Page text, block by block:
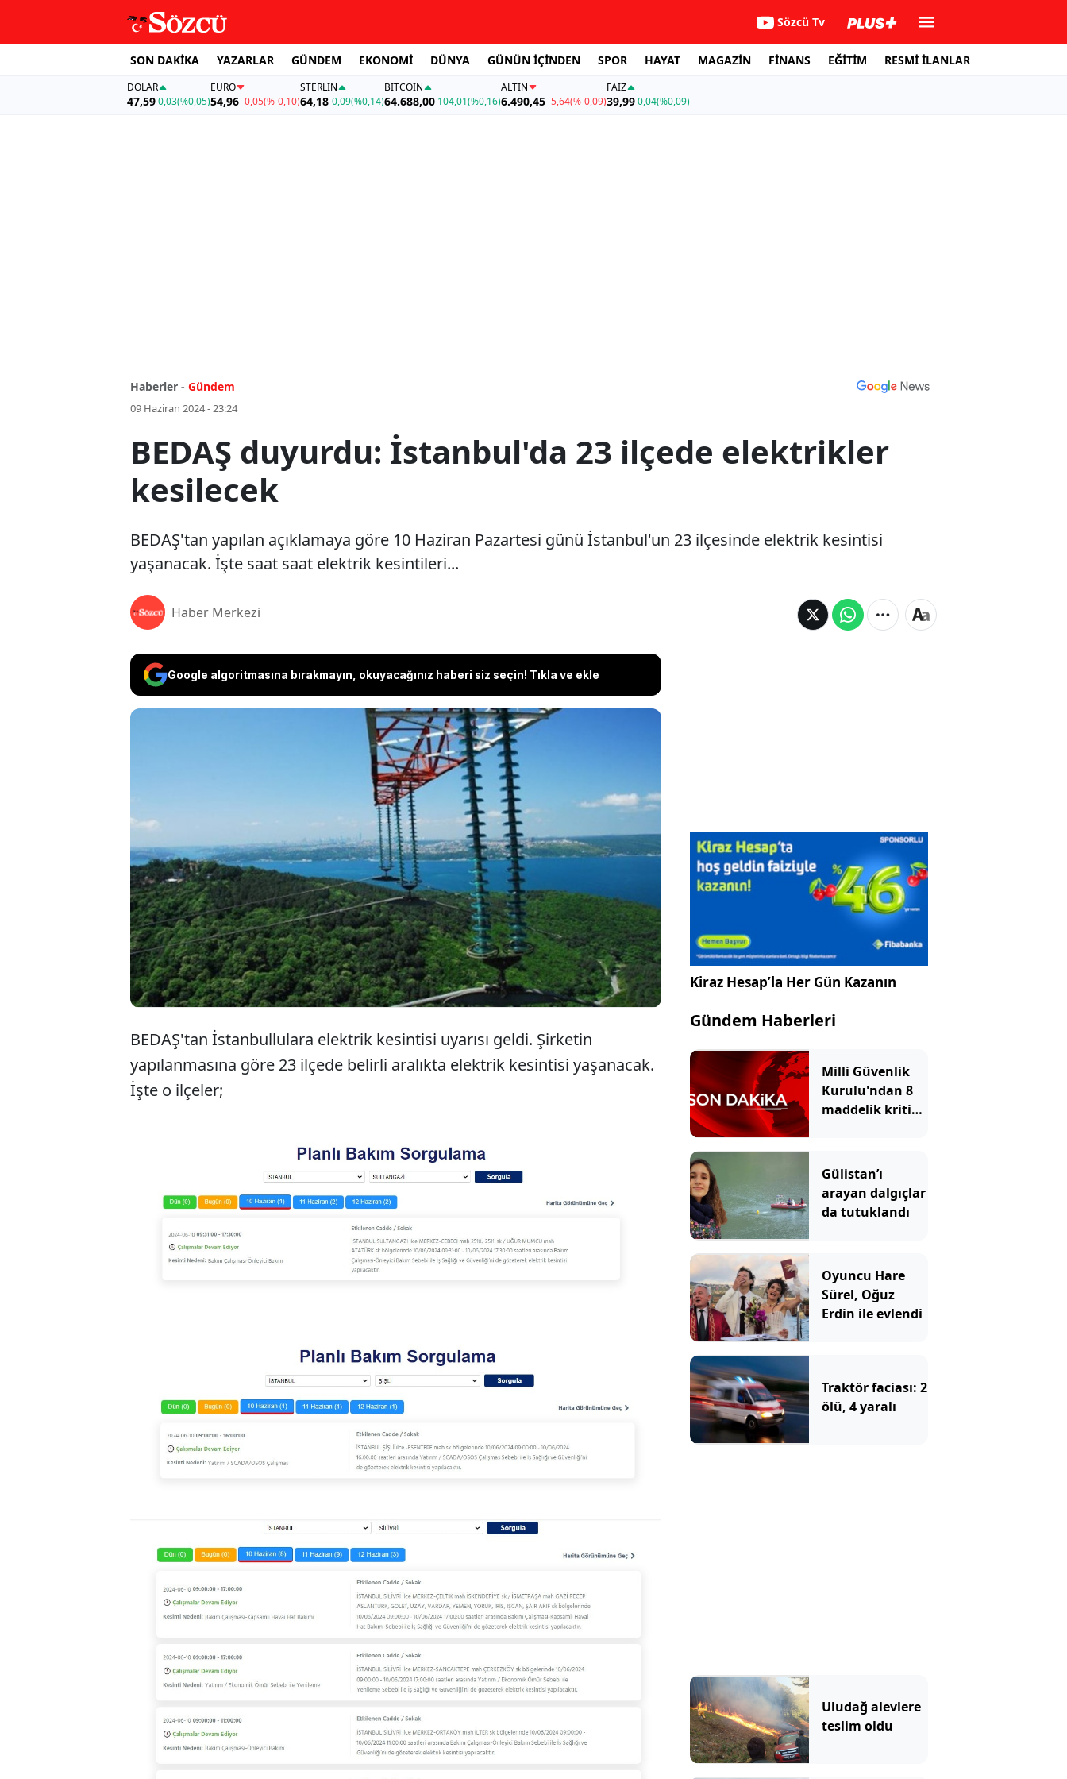
Sözcü Tv
SON DAKİKA YAZARLAR GÜNDEM EKONOMİ DÜNYA GÜNÜN İÇİNDEN SPOR HAYAT MAGAZİN FİNANS EĞİTİM RESMİ İLANLAR
DOLAR
47,590,03(%0,05)
EURO
54,96 -0,05(%-0,10)
STERLIN
64,18 0,09(%0,14)
BITCOIN
64.688,00 104,01(%0,16)
ALTIN
6.490,45-5,64(%-0,09)
FAİZ
39,990,04(%0,09)
Haberler - Gündem
09 Haziran 2024 - 23:24
BEDAŞ duyurdu: İstanbul'da 23 ilçede elektrikler
kesilecek
BEDAŞ'tan yapılan açıklamaya göre 10 Haziran Pazartesi günü İstanbul'un 23 ilçesinde elektrik kesintisi
yaşanacak. İşte saat saat elektrik kesintileri...
Haber Merkezi
Google algoritmasına bırakmayın, okuyacağınız haberi siz seçin! Tıkla ve ekle
BEDAŞ'tan yapılan açıklamaya göre 10 Haziran
Pazartesi günü İstanbul'un 23 ilçesinde elektrik
kesintisi yaşanacak. İşte saat saat elektrik kesintileri...
BEDAŞ'tan İstanbullulara elektrik kesintisi uyarısı geldi. Şirketin
yapılanmasına göre 23 ilçede belirli aralıkta elektrik kesintisi yaşanacak.
İşte o ilçeler;
Kiraz Hesap’la Her Gün Kazanın
Gündem Haberleri
Milli Güvenlik
Kurulu'ndan 8
maddelik kritik
Gülistan’ı
arayan dalgıçlar
da tutuklandı
Oyuncu Hare
Sürel, Oğuz
Erdin ile evlendi
Traktör faciası: 2
ölü, 4 yaralı
Uludağ alevlere
teslim oldu